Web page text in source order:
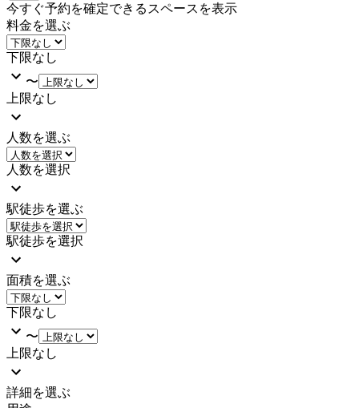
今すぐ予約を確定できるスペースを表示
料金を選ぶ
下限なし
〜
上限なし
人数を選ぶ
人数を選択
駅徒歩を選ぶ
駅徒歩を選択
面積を選ぶ
下限なし
〜
上限なし
詳細を選ぶ